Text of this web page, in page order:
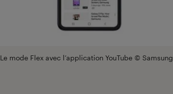
Le mode Flex avec l’application YouTube © Samsung